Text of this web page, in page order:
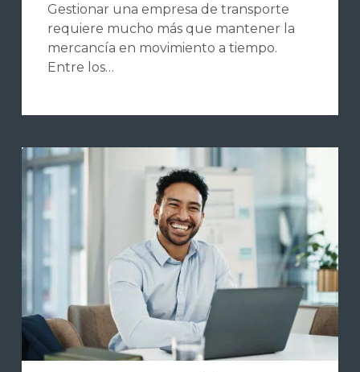
Gestionar una empresa de transporte
requiere mucho más que mantener la
mercancía en movimiento a tiempo.
Entre los…